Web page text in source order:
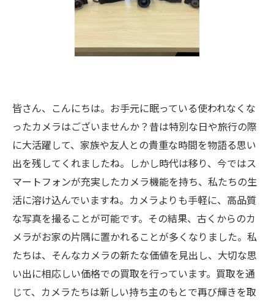
皆さん、こんにちは。お手元に眠っている使われなくな
ったカメラはございませんか？昔は特別な日や旅行の際
に大活躍して、家族や友人との貴重な時間を物語る思い
出を残してくれましたね。しかし時代は移り、今ではス
マートフォンが充実したカメラ機能を持ち、私たちの生
活に溶け込んでいますね。カメラよりも手軽に、高品質
な写真を撮ることが可能です。その結果、古くからのカ
メラがお家の片隅に置かれることが多くなりました。私
たちは、そんなカメラの新たな価値を見出し、大切な思
い出に相応しい価格での買取を行っています。買取を通
じて、カメラたちは新しい持ち主のもとで再び輝きを取